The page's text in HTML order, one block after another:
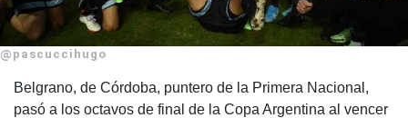
@pascuccihugo
Belgrano, de Córdoba, puntero de la Primera Nacional,
pasó a los octavos de final de la Copa Argentina al vencer